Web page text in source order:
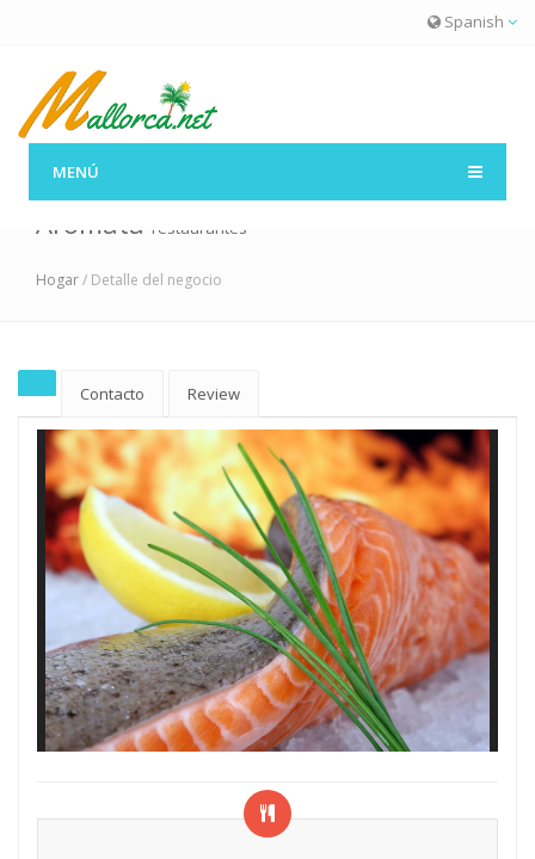
Spanish
MENÚ
Aromata restaurantes
Hogar/ Detalle del negocio
Contacto Review